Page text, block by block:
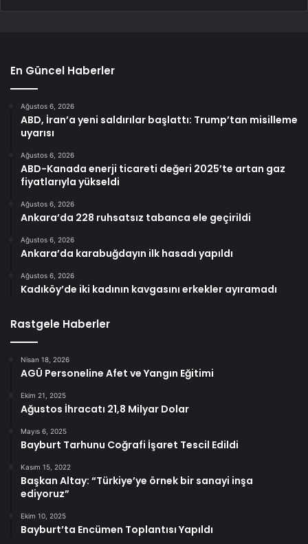
En Güncel Haberler
Ağustos 6, 2026
ABD, İran’a yeni saldırılar başlattı: Trump’tan misilleme
uyarısı
Ağustos 6, 2026
ABD-Kanada enerji ticareti değeri 2025’te artan gaz
fiyatlarıyla yükseldi
Ağustos 6, 2026
Ankara’da 228 ruhsatsız tabanca ele geçirildi
Ağustos 6, 2026
Ankara’da karabuğdayın ilk hasadı yapıldı
Ağustos 6, 2026
Kadıköy’de iki kadının kavgasını erkekler ayıramadı
Rastgele Haberler
Nisan 18, 2026
AGÜ Personeline Afet ve Yangın Eğitimi
Ekim 21, 2025
Ağustos İhracatı 21,8 Milyar Dolar
Mayıs 6, 2025
Bayburt Tarhunu Coğrafi İşaret Tescil Edildi
Kasım 15, 2022
Başkan Altay: “Türkiye’ye örnek bir sanayi inşa
ediyoruz”
Ekim 10, 2025
Bayburt’ta Encümen Toplantısı Yapıldı